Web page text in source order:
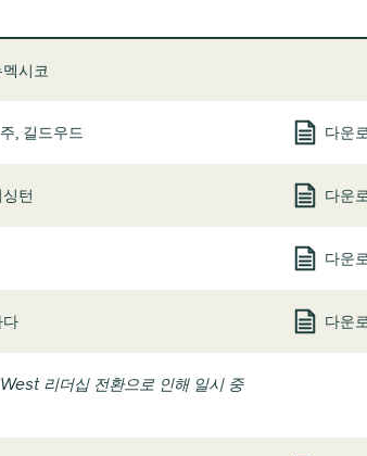
시코
, 길드우드 다운
턴 다운
다운
다 다운
리더십 전환으로 인해 일시 중